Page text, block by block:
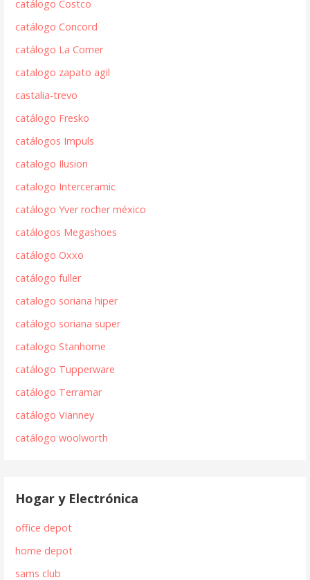
catálogo Costco
catálogo Concord
catálogo La Comer
catalogo zapato agil
castalia-trevo
catálogo Fresko
catálogos Impuls
catalogo Ilusion
catalogo Interceramic
catálogo Yver rocher méxico
catálogos Megashoes
catálogo Oxxo
catálogo fuller
catalogo soriana hiper
catálogo soriana super
catalogo Stanhome
catálogo Tupperware
catálogo Terramar
catálogo Vianney
catálogo woolworth
Hogar y Electrónica
office depot
home depot
sams club